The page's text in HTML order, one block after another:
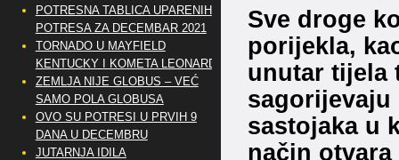
Sve droge
porijekla,
unutar tijela
sastojaka u
način
POTRESNA TABLICA UPARENIH
POTRESA ZA DECEMBAR 2021
TORNADO U MAYFIELD
KENTUCKY I KOMETA LEONARD
ZEMLJA NIJE GLOBUS – VEĆ
SAMO POLA GLOBUSA
OVO SU POTRESI U PRVIH 9
DANA U DECEMBRU
JUTARNJA IDILA